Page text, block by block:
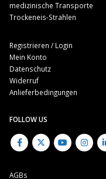
medizinische Transporte
Trockeneis-Strahlen
Registrieren / Login
Mein Konto
Datenschutz
Widerruf
Anlieferbedingungen
FOLLOW US
AGBs